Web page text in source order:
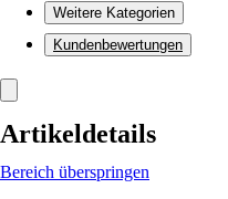
Weitere Kategorien
Kundenbewertungen
Artikeldetails
Bereich überspringen